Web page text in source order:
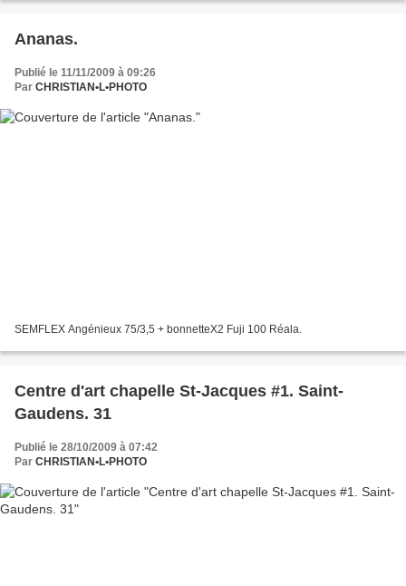
Ananas.
Publié le 11/11/2009 à 09:26
Par CHRISTIAN•L•PHOTO
SEMFLEX Angénieux 75/3,5 + bonnetteX2 Fuji 100 Réala.
Centre d'art chapelle St-Jacques #1. Saint-
Gaudens. 31
Publié le 28/10/2009 à 07:42
Par CHRISTIAN•L•PHOTO